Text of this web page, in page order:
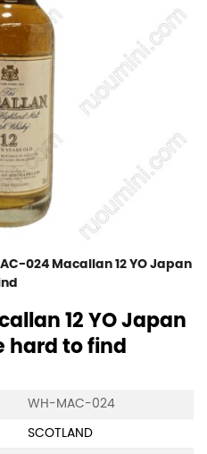
024 Macallan 12 YO Japan
12 YO Japan
hard to find
WH-MAC-024
SCOTLAND